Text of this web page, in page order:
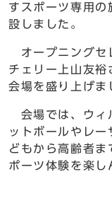
すスポーツ専用
設しました。
オープニングセ
チェリー上山友裕
会場を盛り上げま
会場では、ウィ
ットボールやレ
どもから高齢者ま
ポーツ体験を楽し